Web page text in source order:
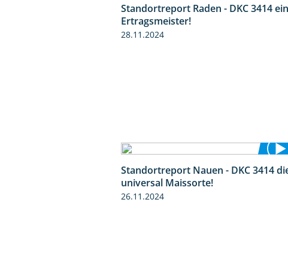
2:11
Standortreport Raden - DKC 3414 ein
Ertragsmeister!
28.11.2024
1:14
Standortreport Nauen - DKC 3414
universal Maissorte!
26.11.2024